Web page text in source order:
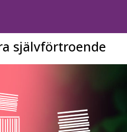
självförtroende